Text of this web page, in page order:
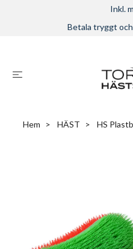
Inkl.
Betala tryggt
Hem HÄST HS